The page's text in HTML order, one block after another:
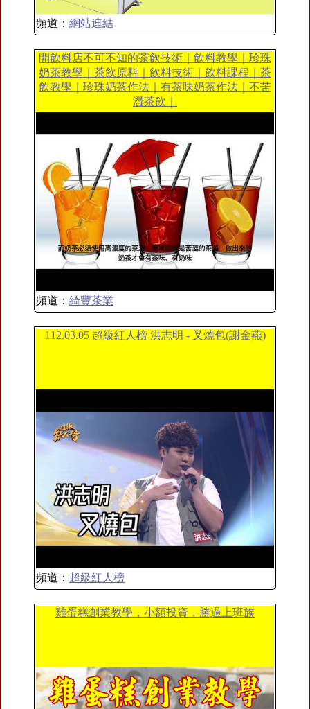
頻道： 網站連結
開飲料店不可不知的茶飲技術｜飲料教學｜珍珠
奶茶教學｜茶飲原料｜飲料技術｜飲料課程｜茶
飲教學｜珍珠奶茶作法｜有茶味奶茶作法｜不苦
澀茶飲｜
頻道： 綺豐茶業
112.03.05 超級紅人榜 洪志明 - 叉燒包(謝金燕)
頻道： 超級紅人榜
雞蛋糕創業教學，小額投資，勝過上班族